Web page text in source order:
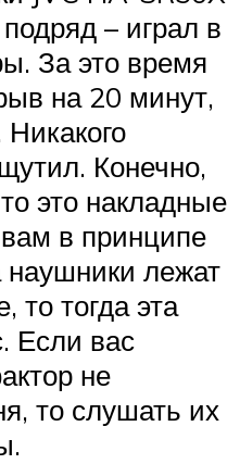
– играл в
За это время
на 20 минут,
Конечно,
это накладные
в принципе
наушники лежат
то тогда эта
Если вас
не
то слушать их